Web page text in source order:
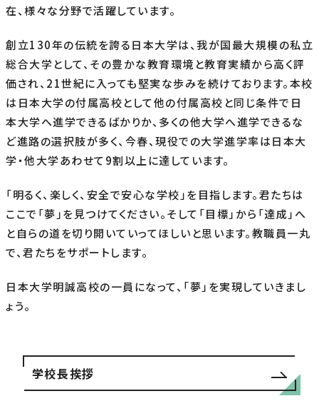
在、様々な分野で活躍しています。
創立130年の伝統を誇る日本大学は、我が国最大規模の私立
総合大学として、その豊かな教育環境と教育実績から高く評
価され、21世紀に入っても堅実な歩みを続けております。本校
は日本大学の付属高校として他の付属高校と同じ条件で日
本大学へ進学できるばかりか、多くの他大学へ進学できるな
ど進路の選択肢が多く、今春、現役での大学進学率は日本大
学・他大学あわせて9割以上に達しています。
「明るく、楽しく、安全で安心な学校」を目指します。君たちは
ここで「夢」を見つけてください。そして「目標」から「達成」へ
と自らの道を切り開いていってほしいと思います。教職員一丸
で、君たちをサポートします。
日本大学明誠高校の一員になって、「夢」を実現していきまし
ょう。
学校長挨拶